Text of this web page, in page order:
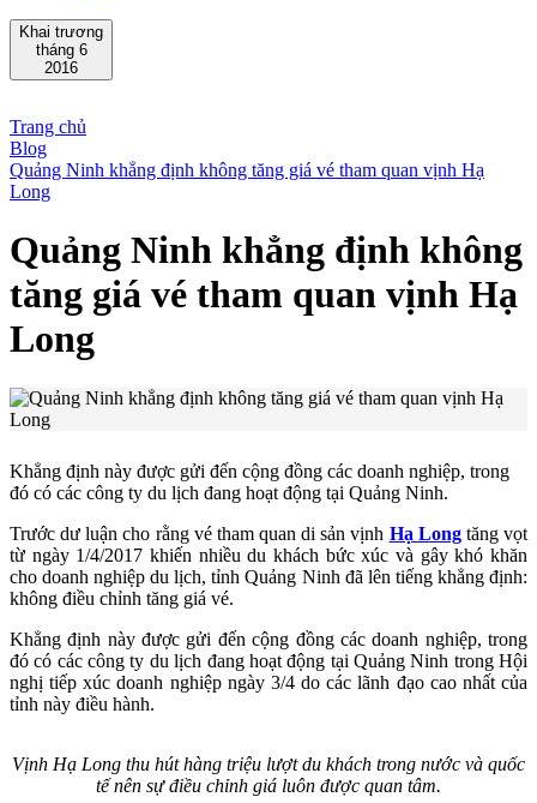
Khai trương
tháng 6
2016
Trang chủ
Blog
Quảng Ninh khẳng định không tăng giá vé tham quan vịnh Hạ
Long
Quảng Ninh khẳng định không
tăng giá vé tham quan vịnh Hạ
Long
Khẳng định này được gửi đến cộng đồng các doanh nghiệp, trong
đó có các công ty du lịch đang hoạt động tại Quảng Ninh.
Trước dư luận cho rằng vé tham quan di sản vịnh Hạ Longtăng vọt
từ ngày 1/4/2017 khiến nhiều du khách bức xúc và gây khó khăn
cho doanh nghiệp du lịch, tỉnh Quảng Ninh đã lên tiếng khẳng định:
không điều chỉnh tăng giá vé.
Khẳng định này được gửi đến cộng đồng các doanh nghiệp, trong
đó có các công ty du lịch đang hoạt động tại Quảng Ninh trong Hội
nghị tiếp xúc doanh nghiệp ngày 3/4 do các lãnh đạo cao nhất của
tỉnh này điều hành.
Vịnh Hạ Long thu hút hàng triệu lượt du khách trong nước và quốc
tế nên sự điều chỉnh giá luôn được quan tâm.